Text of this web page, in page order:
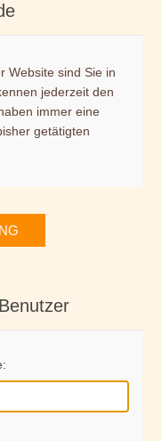
Website sind Sie in
jederzeit den
immer eine
getätigten